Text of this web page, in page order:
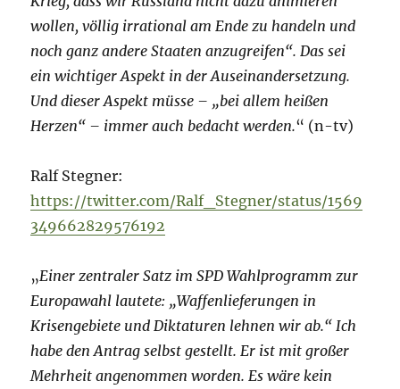
wollen, völlig irrational am Ende zu handeln und
noch ganz andere Staaten anzugreifen“. Das sei
ein wichtiger Aspekt in der Auseinandersetzung.
Und dieser Aspekt müsse – „bei allem heißen
Herzen“ – immer auch bedacht werden.“ (n-tv)
Ralf Stegner:
https://twitter.com/Ralf_Stegner/status/1569
349662829576192
„Einer zentraler Satz im SPD Wahlprogramm zur
Europawahl lautete: „Waffenlieferungen in
Krisengebiete und Diktaturen lehnen wir ab.“ Ich
habe den Antrag selbst gestellt. Er ist mit großer
Mehrheit angenommen worden. Es wäre kein